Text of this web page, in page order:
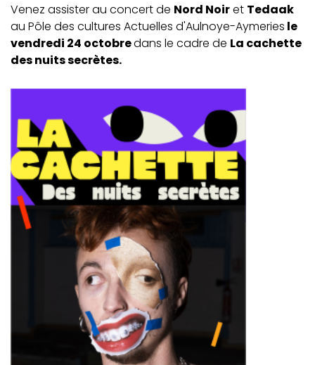
Venez assister au concert de Nord Noiret Tedaak
au Pôle des cultures Actuelles d'Aulnoye-Aymeries le
vendredi 24 octobredans le cadre de La cachette
des nuits secrètes.